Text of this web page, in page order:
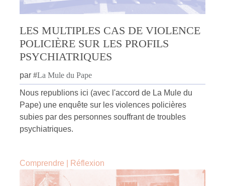
LES MULTIPLES CAS DE VIOLENCE
POLICIÈRE SUR LES PROFILS
PSYCHIATRIQUES
par #La Mule du Pape
Nous republions ici (avec l'accord de La Mule du
Pape) une enquête sur les violences policières
subies par des personnes souffrant de troubles
psychiatriques.
Comprendre Réflexion